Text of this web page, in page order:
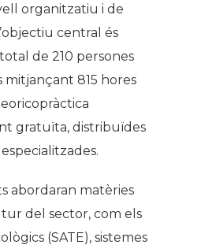
organitzatiu i de
central és
de 210 persones
815 hores
gratuïta, distribuïdes
abordaran matèries
del sector, com els
(SATE), sistemes